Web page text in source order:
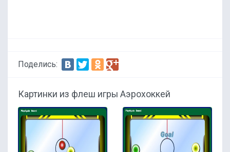
Поделись:
Картинки из флеш игры Аэрохоккей